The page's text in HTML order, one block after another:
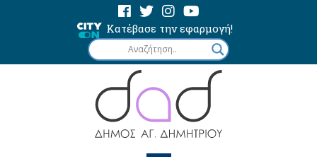
Κατέβασε την εφαρμογή!